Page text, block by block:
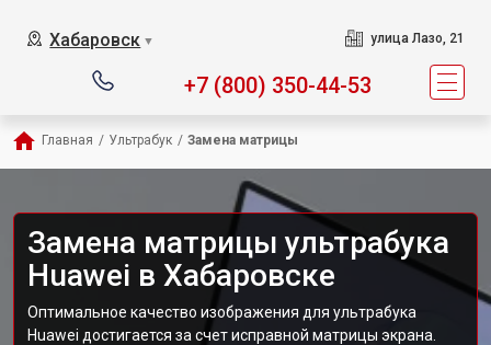
Хабаровск ▼ улица Лазо, 21
+7 (800) 350-44-53
Главная / Ультрабук / Замена матрицы
Замена матрицы ультрабука
Huawei в Хабаровске
Оптимальное качество изображения для ультрабука
Huawei достигается за счет исправной матрицы экрана.